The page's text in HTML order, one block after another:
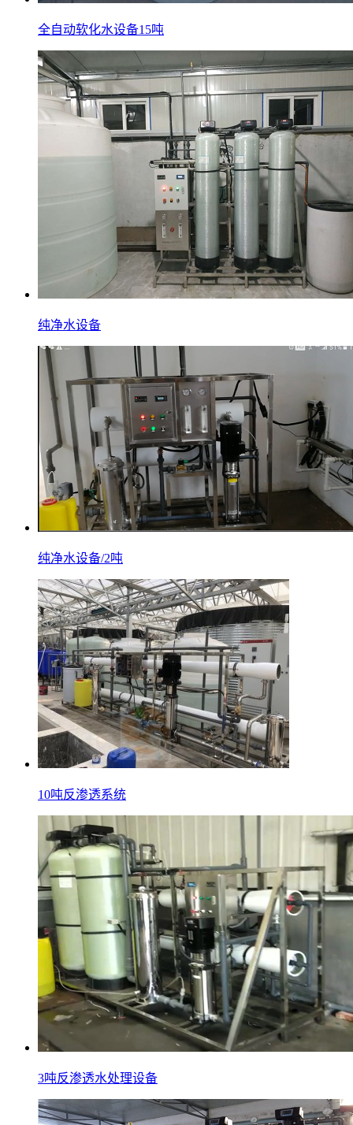
全自动软化水设备15吨
纯净水设备
纯净水设备/2吨
10吨反渗透系统
3吨反渗透水处理设备